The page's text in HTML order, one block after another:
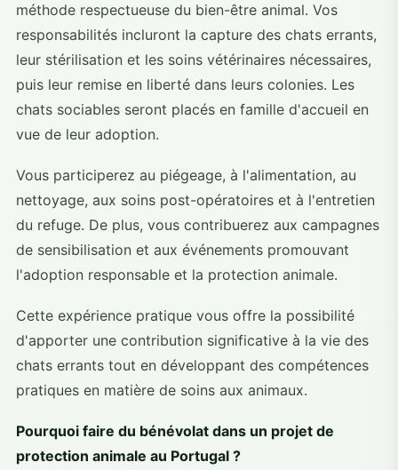
méthode respectueuse du bien-être animal. Vos
responsabilités incluront la capture des chats errants,
leur stérilisation et les soins vétérinaires nécessaires,
puis leur remise en liberté dans leurs colonies. Les
chats sociables seront placés en famille d'accueil en
vue de leur adoption.
Vous participerez au piégeage, à l'alimentation, au
nettoyage, aux soins post-opératoires et à l'entretien
du refuge. De plus, vous contribuerez aux campagnes
de sensibilisation et aux événements promouvant
l'adoption responsable et la protection animale.
Cette expérience pratique vous offre la possibilité
d'apporter une contribution significative à la vie des
chats errants tout en développant des compétences
pratiques en matière de soins aux animaux.
Pourquoi faire du bénévolat dans un projet de
protection animale au Portugal ?